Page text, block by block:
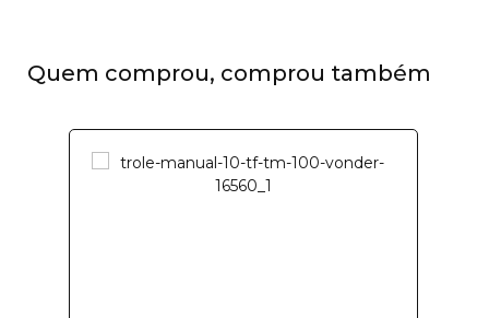
Quem comprou, comprou também